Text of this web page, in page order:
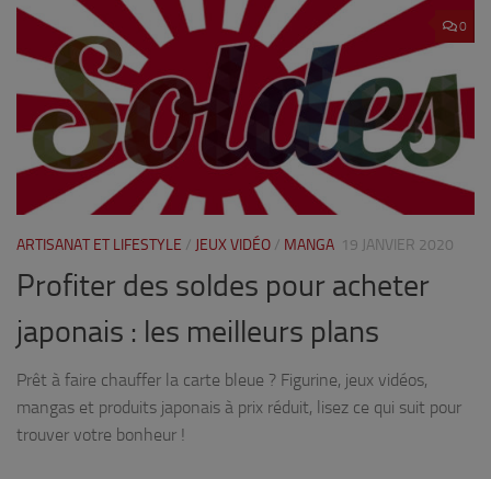
0
ARTISANAT ET LIFESTYLE / JEUX VIDÉO / MANGA 19 JANVIER 2020
Profiter des soldes pour acheter
japonais : les meilleurs plans
Prêt à faire chauffer la carte bleue ? Figurine, jeux vidéos,
mangas et produits japonais à prix réduit, lisez ce qui suit pour
trouver votre bonheur !